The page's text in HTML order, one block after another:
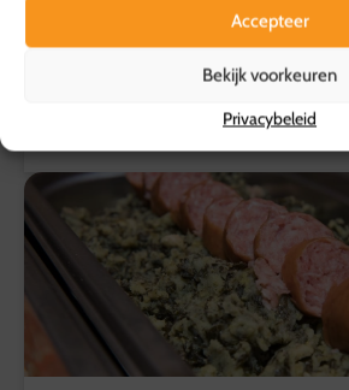
Accepteer
Bekijk voorkeuren
Privacybeleid
Lees meer >